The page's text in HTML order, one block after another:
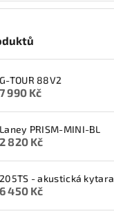
G-TOUR 88V2
7 990 Kč
Laney PRISM-MINI-BL
2 820 Kč
205TS - akustická kytara
6 450 Kč